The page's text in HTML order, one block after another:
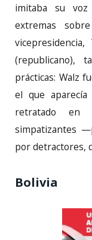
imitaba su voz
extremas
vicepresidencia,
(republicano),
prácticas: Walz
el que aparecía
retratado en
simpatizantes
por detractores,
Bolivia